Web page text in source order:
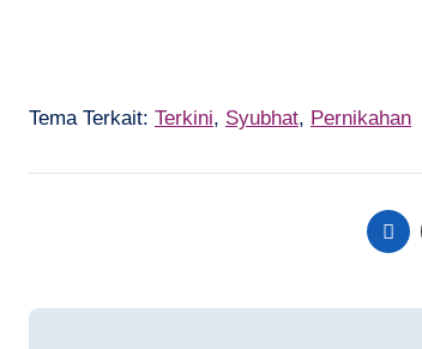
Tema Terkait: Terkini, Syubhat, Pernikahan